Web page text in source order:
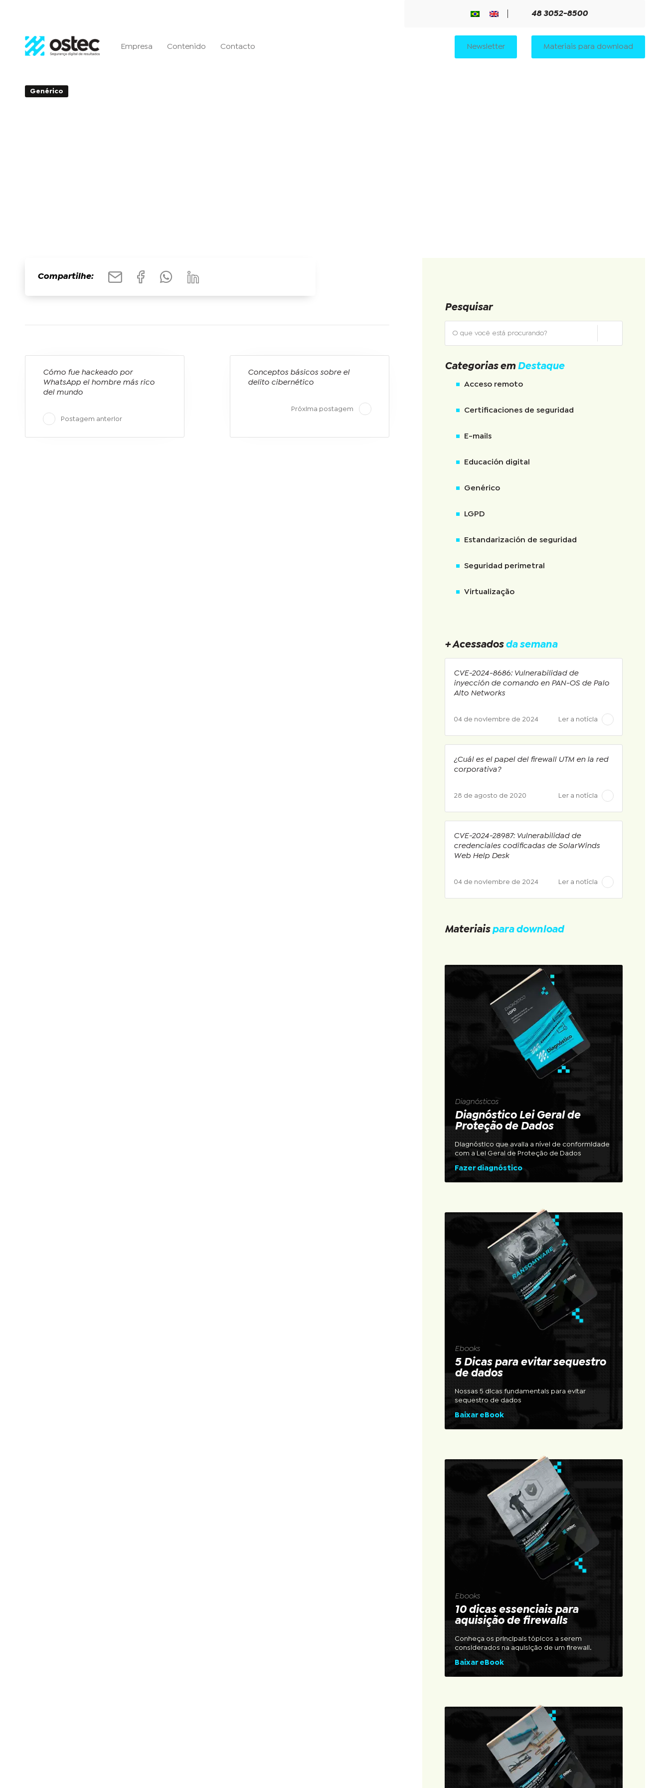
48 3052-8500
Empresa Contenido Contacto Newsletter Materiais para download
Genérico
Compartilhe:
Cómo fue hackeado por
WhatsApp el hombre más rico
del mundo
Postagem anterior
Conceptos básicos sobre el
delito cibernético
Próxima postagem
Pesquisar
Categorias em Destaque
Acceso remoto
Certificaciones de seguridad
E-mails
Educación digital
Genérico
LGPD
Estandarización de seguridad
Seguridad perimetral
Virtualização
+ Acessados da semana
CVE-2024-8686: Vulnerabilidad de
inyección de comando en PAN-OS de Palo
Alto Networks
04 de noviembre de 2024 Ler a notícia
¿Cuál es el papel del firewall UTM en la red
corporativa?
28 de agosto de 2020 Ler a notícia
CVE-2024-28987: Vulnerabilidad de
credenciales codificadas de SolarWinds
Web Help Desk
04 de noviembre de 2024 Ler a notícia
Materiais para download
Diagnósticos
Diagnóstico Lei Geral de
Proteção de Dados
Diagnóstico que avalia a nível de conformidade
com a Lei Geral de Proteção de Dados
Fazer diagnóstico
Ebooks
5 Dicas para evitar sequestro
de dados
Nossas 5 dicas fundamentais para evitar
sequestro de dados
Baixar eBook
Ebooks
10 dicas essenciais para
aquisição de firewalls
Conheça os principais tópicos a serem
considerados na aquisição de um firewall.
Baixar eBook